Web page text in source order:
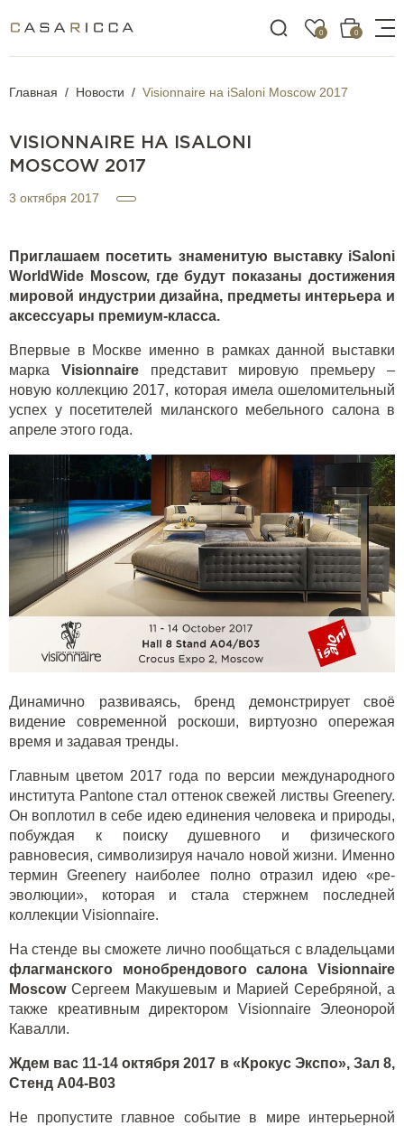
0 0
Главная Новости Visionnaire на iSaloni Moscow 2017
VISIONNAIRE НА ISALONI
MOSCOW 2017
3 октября 2017
Приглашаем посетить знаменитую выставку iSaloni
WorldWide Moscow, где будут показаны достижения
мировой индустрии дизайна, предметы интерьера и
аксессуары премиум-класса.
Впервые в Москве именно в рамках данной выставки
марка Visionnaireпредставит мировую премьеру –
новую коллекцию 2017, которая имела ошеломительный
успех у посетителей миланского мебельного салона в
апреле этого года.
Динамично развиваясь, бренд демонстрирует своё
видение современной роскоши, виртуозно опережая
время и задавая тренды.
Главным цветом 2017 года по версии международного
института Pantone стал оттенок свежей листвы Greenery.
Он воплотил в себе идею единения человека и природы,
побуждая к поиску душевного и физического
равновесия, символизируя начало новой жизни. Именно
термин Greenery наиболее полно отразил идею «ре-
эволюции», которая и стала стержнем последней
коллекции Visionnaire.
На стенде вы сможете лично пообщаться с владельцами
флагманского монобрендового салона Visionnaire
MoscowСергеем Макушевым и Марией Серебряной, а
также креативным директором Visionnaire Элеонорой
Кавалли.
Ждем вас 11-14 октября 2017 в «Крокус Экспо», Зал 8,
Стенд A04-B03
Не пропустите главное событие в мире интерьерной